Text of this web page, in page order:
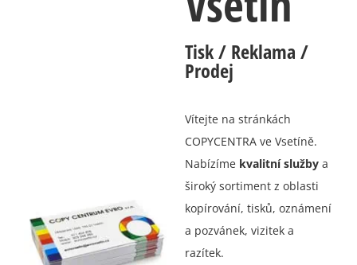
Tisk / Reklama /
Prodej
Vítejte na stránkách
COPYCENTRA ve Vsetíně.
Nabízíme kvalitní službya
široký sortiment z oblasti
kopírování, tisků, oznámení
a pozvánek, vizitek a
razítek.